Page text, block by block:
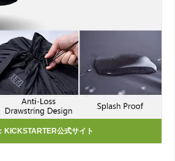
KICKSTARTER公式サイト